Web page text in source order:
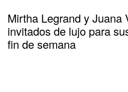
Mirtha Legrand y Juana
invitados de lujo para
fin de semana